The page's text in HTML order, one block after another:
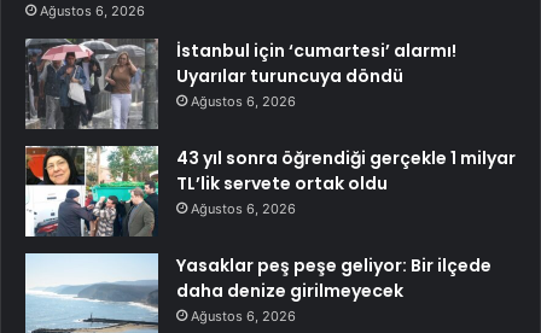
Ağustos 6, 2026
İstanbul için ‘cumartesi’ alarmı!
Uyarılar turuncuya döndü
Ağustos 6, 2026
43 yıl sonra öğrendiği gerçekle 1 milyar
TL’lik servete ortak oldu
Ağustos 6, 2026
Yasaklar peş peşe geliyor: Bir ilçede
daha denize girilmeyecek
Ağustos 6, 2026